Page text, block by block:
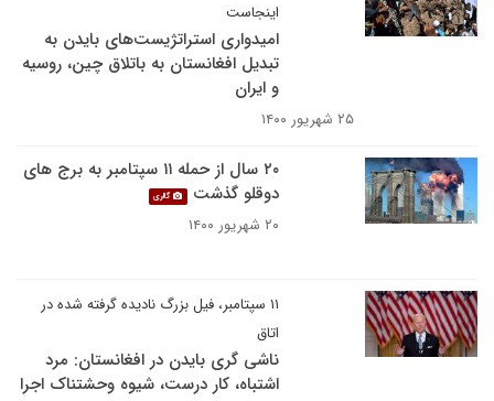
اینجاست
امیدواری استراتژیست‌های بایدن به
تبدیل افغانستان به باتلاق چین، روسیه
و ایران
۲۵ شهریور ۱۴۰۰
۲۰ سال از حمله ۱۱ سپتامبر به برج های
دوقلو گذشت
گالری
۲۰ شهریور ۱۴۰۰
۱۱ سپتامبر، فیل بزرگ نادیده گرفته شده در
اتاق
ناشی گری بایدن در افغانستان: مرد
اشتباه، کار درست، شیوه وحشتناک اجرا